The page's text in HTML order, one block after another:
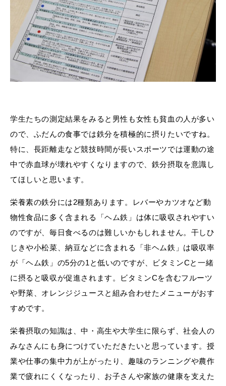
学生たちの測定結果をみると男性も女性も貧血の人が多い
ので、ふだんの食事では鉄分を積極的に摂りたいですね。
特に、長距離走など競技時間が長いスポーツでは運動の途
中で赤血球が壊れやすくなりますので、鉄分摂取を意識し
てほしいと思います。
栄養素の鉄分には2種類あります。レバーやカツオなど動
物性食品に多く含まれる「ヘム鉄」は体に吸収されやすい
のですが、毎日食べるのは難しいかもしれません。干しひ
じきや小松菜、納豆などに含まれる「非ヘム鉄」は吸収率
が「ヘム鉄」の5分の1と低いのですが、ビタミンCと一緒
に摂ると吸収が促進されます。ビタミンCを含むフルーツ
や野菜、オレンジジュースと組み合わせたメニューがおす
すめです。
栄養摂取の知識は、中・高生や大学生に限らず、社会人の
みなさんにも身につけていただきたいと思っています。授
業や仕事の集中力が上がったり、趣味のランニングや農作
業で疲れにくくなったり、お子さんや家族の健康を支えた